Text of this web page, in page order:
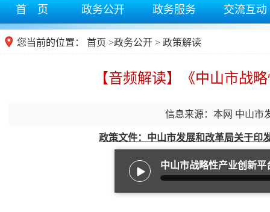
首 页 政务公开 政务服务 交流互动
您当前的位置： 首页 >政务公开 > 政策解读
【音频解读】《中山市战
信息来源：本网 中山市
政策文件：中山市发展和改革局关于印